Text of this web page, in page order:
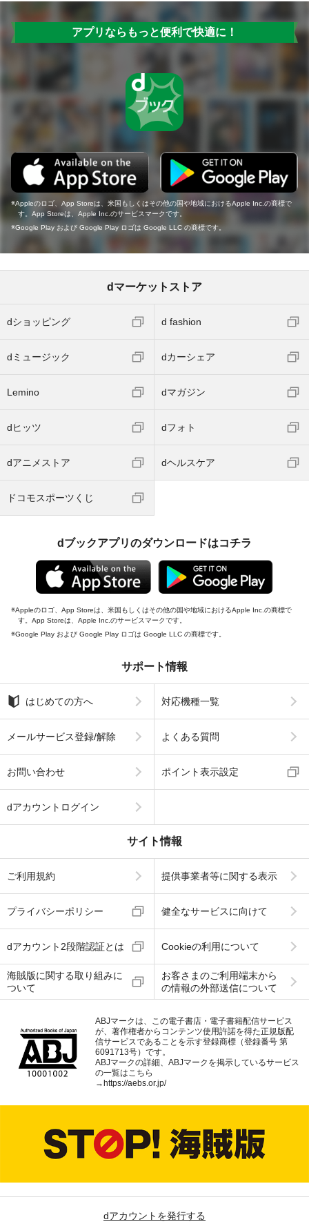
アプリならもっと便利で快適に！
Appleのロゴ、App Storeは、米国もしくはその他の国や地域におけるApple Inc.の商標で
す。App Storeは、Apple Inc.のサービスマークです。
Google Play および Google Play ロゴは Google LLC の商標です。
dマーケットストア
dショッピング d fashion
dミュージック dカーシェア
Lemino dマガジン
dヒッツ dフォト
dアニメストア dヘルスケア
ドコモスポーツくじ
dブックアプリのダウンロードはコチラ
Appleのロゴ、App Storeは、米国もしくはその他の国や地域におけるApple Inc.の商標で
す。App Storeは、Apple Inc.のサービスマークです。
Google Play および Google Play ロゴは Google LLC の商標です。
サポート情報
はじめての方へ 対応機種一覧
メールサービス登録/解除 よくある質問
お問い合わせ ポイント表示設定
dアカウントログイン
サイト情報
ご利用規約 提供事業者等に関する表示
プライバシーポリシー 健全なサービスに向けて
dアカウント2段階認証とは Cookieの利用について
海賊版に関する取り組みに
ついて
お客さまのご利用端末から
の情報の外部送信について
ABJマークは、この電子書店・電子書籍配信サービス
が、著作権者からコンテンツ使用許諾を得た正規版配
信サービスであることを示す登録商標（登録番号 第
6091713号）です。
ABJマークの詳細、ABJマークを掲示しているサービス
の一覧はこちら
→ https://aebs.or.jp/
dアカウントを発行する